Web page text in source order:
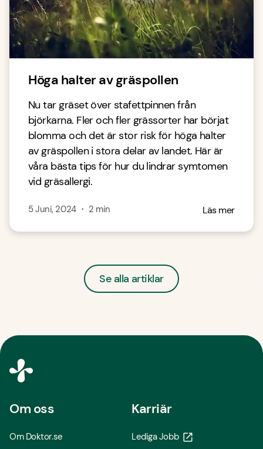
Höga halter av gräspollen
Nu tar gräset över stafettpinnen från
björkarna. Fler och fler grässorter har börjat
blomma och det är stor risk för höga halter
av gräspollen i stora delar av landet. Här är
våra bästa tips för hur du lindrar symtomen
vid gräsallergi.
5 Juni, 2024・ 2 min Läs mer
Se alla artiklar
Om oss
Om Doktor.se
Karriär
Lediga Jobb